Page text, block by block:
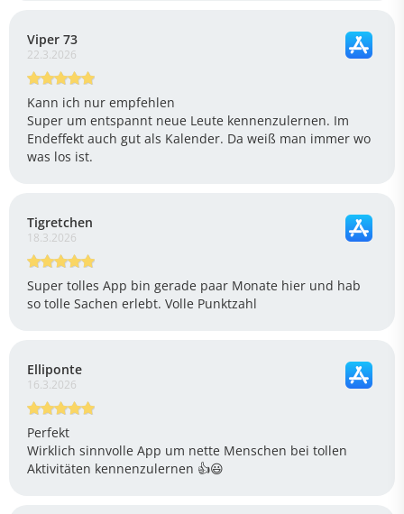
Viper 73
22.3.2026
Kann ich nur empfehlen
Super um entspannt neue Leute kennenzulernen. Im
Endeffekt auch gut als Kalender. Da weiß man immer wo
was los ist.
Tigretchen
18.3.2026
Super tolles App bin gerade paar Monate hier und hab
so tolle Sachen erlebt. Volle Punktzahl
Elliponte
16.3.2026
Perfekt
Wirklich sinnvolle App um nette Menschen bei tollen
Aktivitäten kennenzulernen 👍😃